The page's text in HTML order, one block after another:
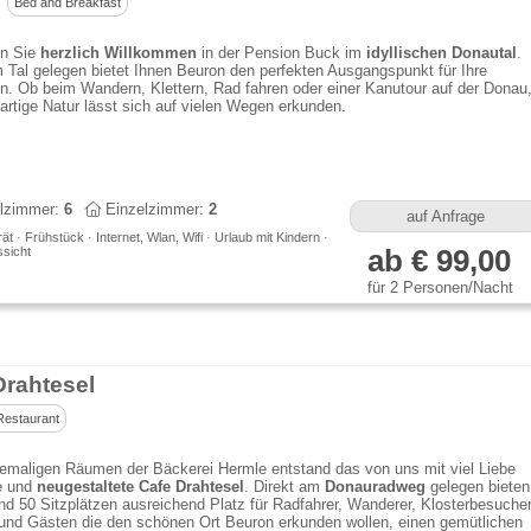
Sie herzlich Willkommen in der Pension Buck im idyllischen Donautal
Tal gelegen bietet Ihnen Beuron den perfekten Ausgangspunkt für Ihre
Ob beim Wandern, Klettern, Rad fahren oder einer Kanutour auf der Donau,
Natur lässt sich auf vielen Wegen erkunden.
6 Einzelzimmer: 2
· Frühstück · Internet, Wlan, Wifi · Urlaub mit Kindern ·
auf Anfrage
ab € 99,00
für 2 Personen/Nacht
Räumen der Bäckerei Hermle entstand das von uns mit viel Liebe
und neugestaltete Cafe Drahtesel . Direkt am Donauradweg gelegen bieten
50 Sitzplätzen ausreichend Platz für Radfahrer, Wanderer,
Gästen die den schönen Ort Beuron erkunden wollen, einen gemütlichen